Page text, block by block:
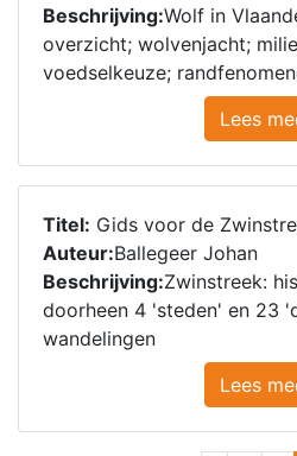
Beschrijving:Wolf in
overzicht; wolvenjacht;
voedselkeuze;
Lees
Titel: Gids voor de
Auteur:Ballegeer Johan
Beschrijving:Zwinstreek:
doorheen 4 'steden' en 23
wandelingen
Lees